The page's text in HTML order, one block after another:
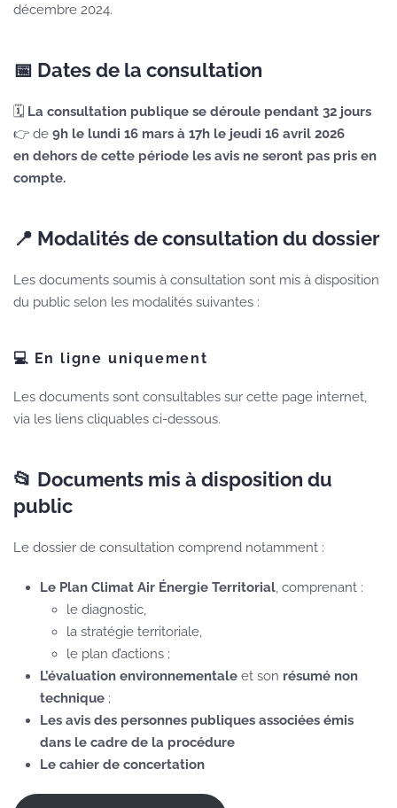
décembre 2024.
📅 Dates de la consultation
🗓️ La consultation publique se déroule pendant 32 jours
👉 de 9h le lundi 16 mars à 17h le jeudi 16 avril 2026
en dehors de cette période les avis ne seront pas pris en
compte.
📍 Modalités de consultation du dossier
Les documents soumis à consultation sont mis à disposition
du public selon les modalités suivantes :
💻 En ligne uniquement
Les documents sont consultables sur cette page internet,
via les liens cliquables ci-dessous.
📂 Documents mis à disposition du
public
Le dossier de consultation comprend notamment :
Le Plan Climat Air Énergie Territorial, comprenant :
le diagnostic,
la stratégie territoriale,
le plan d’actions ;
L’évaluation environnementale et son résumé non
technique ;
Les avis des personnes publiques associées émis
dans le cadre de la procédure
Le cahier de concertation